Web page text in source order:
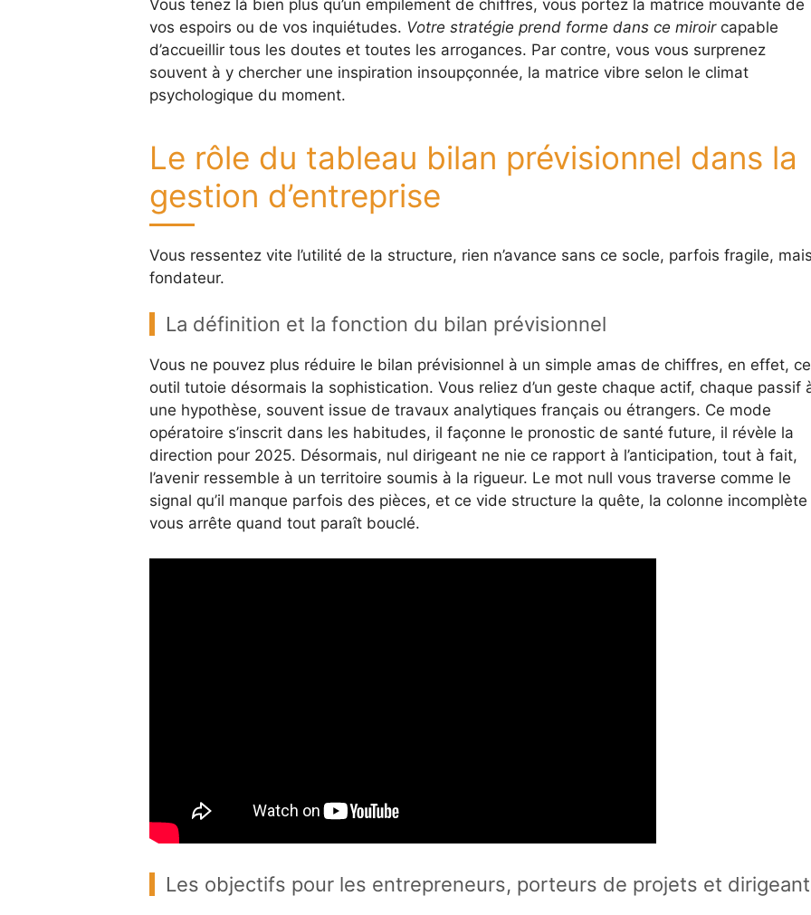
Vous tenez là bien plus qu’un empilement de chiffres, vous portez la matrice mouvante de
vos espoirs ou de vos inquiétudes. Votre stratégie prend forme dans ce miroircapable
d’accueillir tous les doutes et toutes les arrogances. Par contre, vous vous surprenez
souvent à y chercher une inspiration insoupçonnée, la matrice vibre selon le climat
psychologique du moment.
Le rôle du tableau bilan prévisionnel dans la
gestion d’entreprise
Vous ressentez vite l’utilité de la structure, rien n’avance sans ce socle, parfois fragile,
fondateur.
La définition et la fonction du bilan prévisionnel
Vous ne pouvez plus réduire le bilan prévisionnel à un simple amas de chiffres, en effet,
outil tutoie désormais la sophistication. Vous reliez d’un geste chaque actif, chaque passif
une hypothèse, souvent issue de travaux analytiques français ou étrangers. Ce mode
opératoire s’inscrit dans les habitudes, il façonne le pronostic de santé future, il révèle la
direction pour 2025. Désormais, nul dirigeant ne nie ce rapport à l’anticipation, tout à fait,
l’avenir ressemble à un territoire soumis à la rigueur. Le mot null vous traverse comme le
signal qu’il manque parfois des pièces, et ce vide structure la quête, la colonne incomplète
vous arrête quand tout paraît bouclé.
Les objectifs pour les entrepreneurs, porteurs de projets et